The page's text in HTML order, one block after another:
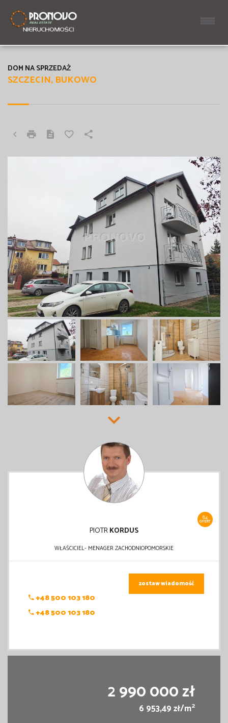
SZCZECIN, BUKOWO
DOM NA SPRZEDAŻ
84
OFERT
PIOTRKORDUS
WŁAŚCICIEL- MENAGER ZACHODNIOPOMORSKIE
+48 500 103 180
+48 500 103 180
zostaw wiadomość
2 990 000 zł
6 953,49 zł/m2